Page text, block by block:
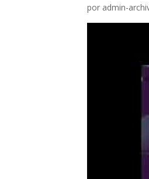
por admin-